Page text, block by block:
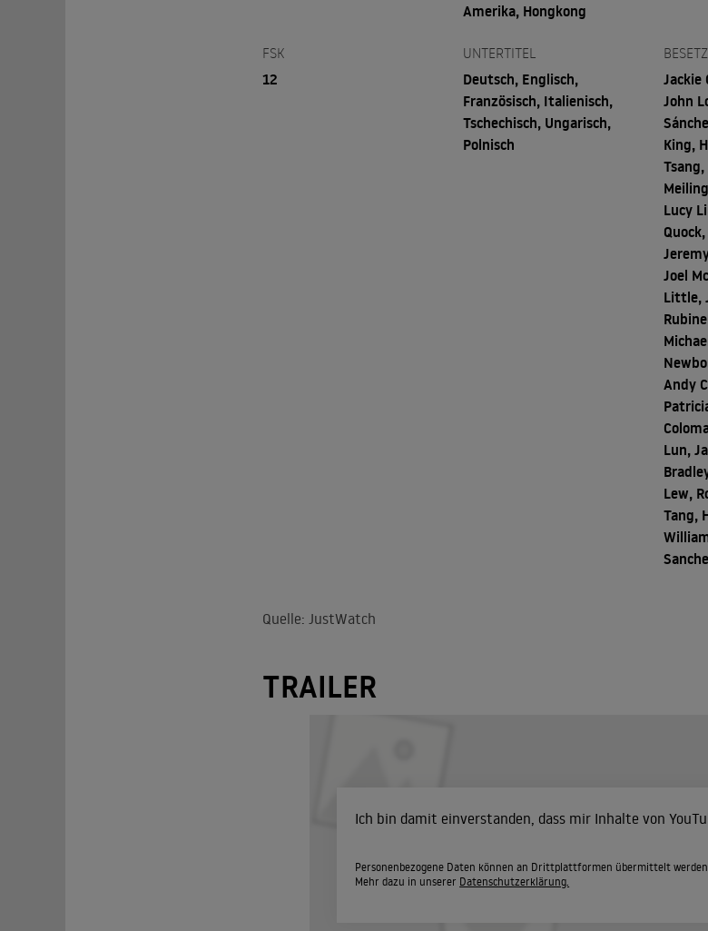
Amerika, Hongkong
FSK
12
UNTERTITEL
Deutsch, Englisch,
Französisch, Italienisch,
Tschechisch, Ungarisch,
Polnisch
Jackie
John
King,
Lucy
Joel
Little,
Andy
Lun,
Lew,
Tang,
Quelle: JustWatch
TRAILER
Ich bin damit einverstanden, dass mir Inhalte von
Personenbezogene Daten können an Drittplattformen übermittelt
Mehr dazu in unserer Datenschutzerklärung.